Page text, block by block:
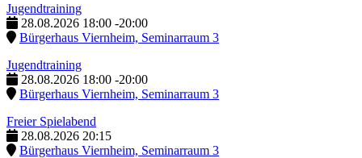
Jugendtraining
28.08.2026 18:00 -20:00
Bürgerhaus Viernheim, Seminarraum 3
Jugendtraining
28.08.2026 18:00 -20:00
Bürgerhaus Viernheim, Seminarraum 3
Freier Spielabend
28.08.2026 20:15
Bürgerhaus Viernheim, Seminarraum 3